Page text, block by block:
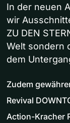
In der neuen
wir
ZU DEN
Welt sondern
dem
Zudem
Revival
Action-Kracher